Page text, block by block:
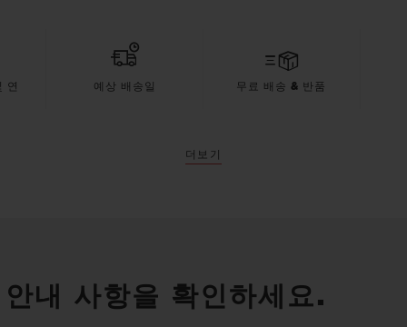
연 예상 배송일 무료 배송 & 반품
더보기
내 사항을 확인하세요.